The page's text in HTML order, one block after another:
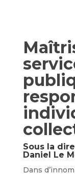
Sous la
Daniel Le
Dans